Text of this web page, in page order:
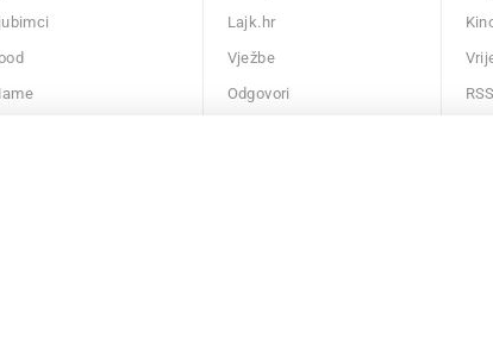
Lajk.hr
Vježbe
Odgovori